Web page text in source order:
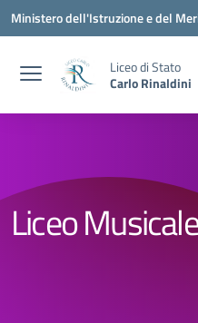
Vai ai contenuti
Vai al menu di navigazione
Vai al footer
Ministero dell'Istruzione e del
Liceo di Stato
Carlo Rinaldini
Liceo